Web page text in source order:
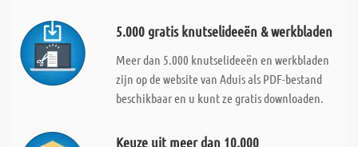
5.000 gratis knutselideeën & werkbladen
Meer dan 5.000 knutselideeën en werkbladen
zijn op de website van Aduis als PDF-bestand
beschikbaar en u kunt ze gratis downloaden.
Keuze uit meer dan 10.000